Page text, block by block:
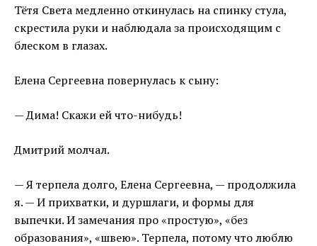
Тётя Света медленно откинулась на спинку стула,
скрестила руки и наблюдала за происходящим с
блеском в глазах.
Елена Сергеевна повернулась к сыну:
— Дима! Скажи ей что-нибудь!
Дмитрий молчал.
— Я терпела долго, Елена Сергеевна, — продолжила
я. — И прихватки, и дуршлаги, и формы для
выпечки. И замечания про «простую», «без
образования», «швею». Терпела, потому что люблю